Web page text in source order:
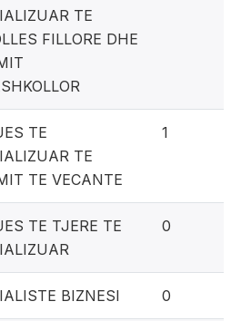
TE
FILLORE DHE
TE
TE
TE VECANTE
1
TE TJERE TE
0
BIZNESI 0